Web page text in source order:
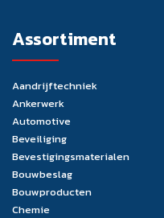
Assortiment
Aandrijftechniek
Ankerwerk
Automotive
Beveiliging
Bevestigingsmaterialen
Bouwbeslag
Bouwproducten
Chemie